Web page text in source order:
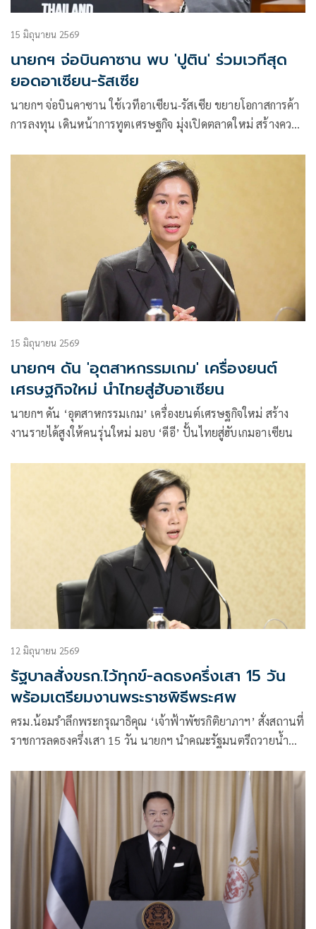
15 มิถุนายน 2569
นายกฯ จ่อบินคาซาน พบ 'ปูติน' ร่วมเวทีสุด
ยอดอาเซียน-รัสเซีย
นายกฯ จ่อบินคาซาน ใช้เวทีอาเซียน-รัสเซีย ขยายโอกาสการค้า
การลงทุน เดินหน้าการทูตเศรษฐกิจ มุ่งเปิดตลาดใหม่ สร้างความ
15 มิถุนายน 2569
นายกฯ ดัน 'อุตสาหกรรมเกม' เครื่องยนต์
เศรษฐกิจใหม่ นำไทยสู่ฮับอาเซียน
นายกฯ ดัน ‘อุตสาหกรรมเกม’ เครื่องยนต์เศรษฐกิจใหม่ สร้าง
งานรายได้สูงให้คนรุ่นใหม่ มอบ ‘ดีอี’ ปั้นไทยสู่ฮับเกมอาเซียน
12 มิถุนายน 2569
รัฐบาลสั่งขรก.ไว้ทุกข์-ลดธงครึ่งเสา 15 วัน
พร้อมเตรียมงานพระราชพิธีพระศพ
ครม.น้อมรำลึกพระกรุณาธิคุณ ‘เจ้าฟ้าพัชรกิติยาภาฯ’ สั่งสถานที่
ราชการลดธงครึ่งเสา 15 วัน นายกฯ นำคณะรัฐมนตรีถวายน้ำ
ปชช.ดำเนินชีวิตปกติ